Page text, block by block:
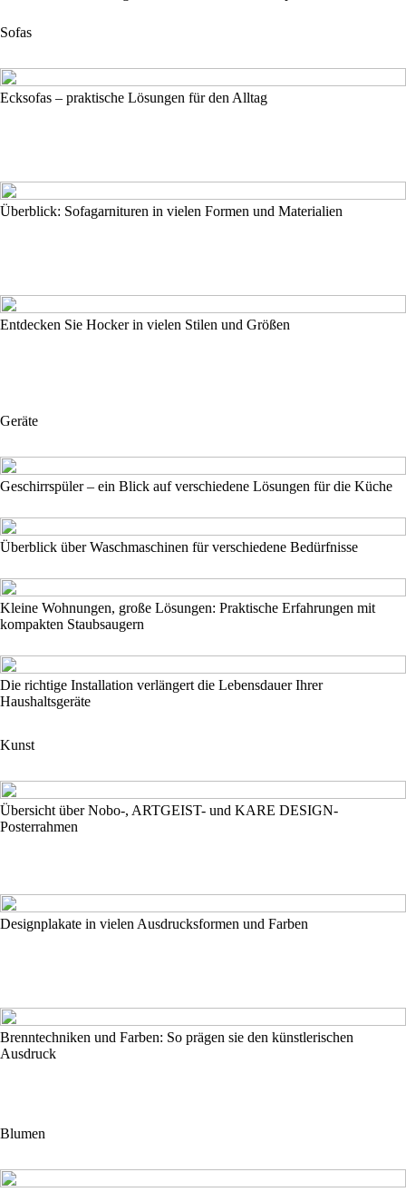
Sofas
Ecksofas – praktische Lösungen für den Alltag
Überblick: Sofagarnituren in vielen Formen und Materialien
Entdecken Sie Hocker in vielen Stilen und Größen
Geräte
Geschirrspüler – ein Blick auf verschiedene Lösungen für die Küche
Überblick über Waschmaschinen für verschiedene Bedürfnisse
Kleine Wohnungen, große Lösungen: Praktische Erfahrungen mit
kompakten Staubsaugern
Die richtige Installation verlängert die Lebensdauer Ihrer
Haushaltsgeräte
Kunst
Übersicht über Nobo-, ARTGEIST- und KARE DESIGN-
Posterrahmen
Designplakate in vielen Ausdrucksformen und Farben
Brenntechniken und Farben: So prägen sie den künstlerischen
Ausdruck
Blumen